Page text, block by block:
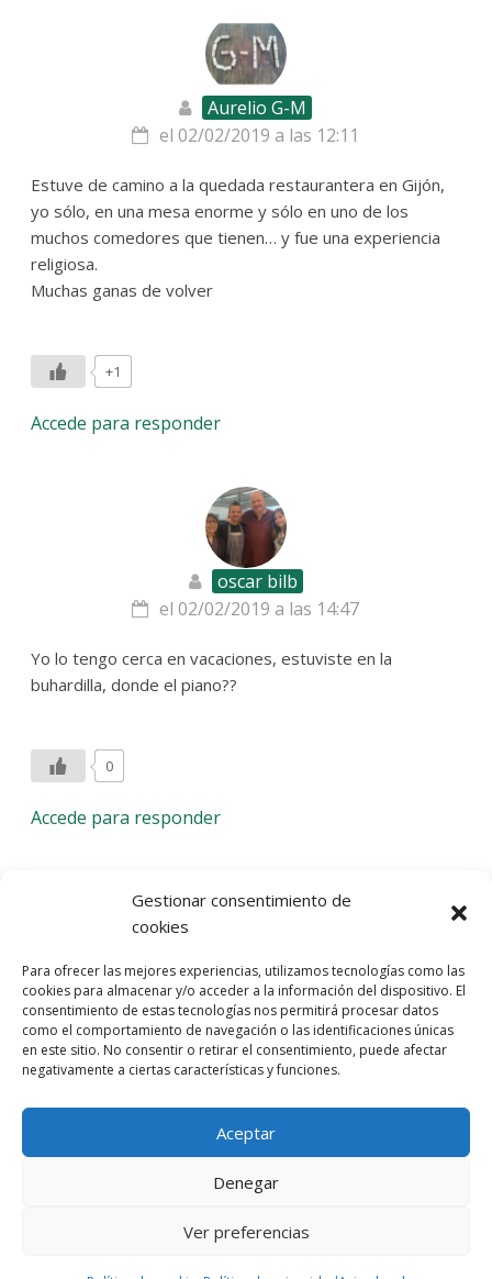
Gestionar consentimiento de
cookies
Para ofrecer las mejores experiencias, utilizamos tecnologías como las
cookies para almacenar y/o acceder a la información del dispositivo. El
consentimiento de estas tecnologías nos permitirá procesar datos
como el comportamiento de navegación o las identificaciones únicas
en este sitio. No consentir o retirar el consentimiento, puede afectar
negativamente a ciertas características y funciones.
Aceptar
Denegar
Ver preferencias
Aurelio G-M
el 02/02/2019 a las 12:11
Estuve de camino a la quedada restaurantera en Gijón,
yo sólo, en una mesa enorme y sólo en uno de los
muchos comedores que tienen… y fue una experiencia
religiosa.
Muchas ganas de volver
+1
Accede para responder
oscar bilb
el 02/02/2019 a las 14:47
Yo lo tengo cerca en vacaciones, estuviste en la
buhardilla, donde el piano??
0
Accede para responder
Deja una respuesta
comentario.
Entra con tu red social
He leído y acepto laPolítica de Privacidad